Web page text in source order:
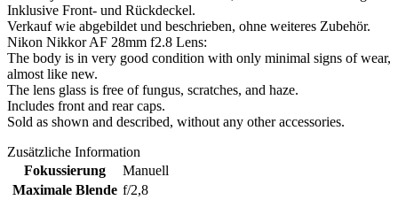
Inklusive Front- und Rückdeckel.
Verkauf wie abgebildet und beschrieben, ohne weiteres Zubehör.
Nikon Nikkor AF 28mm f2.8 Lens:
The body is in very good condition with only minimal signs of wear,
almost like new.
The lens glass is free of fungus, scratches, and haze.
Includes front and rear caps.
Sold as shown and described, without any other accessories.
Zusätzliche Information
Fokussierung
Manuell
Maximale Blende f/2,8